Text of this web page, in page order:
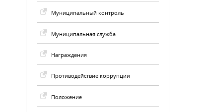
Муниципальный контроль
Муниципальная служба
Награждения
Противодействие коррупции
Положение